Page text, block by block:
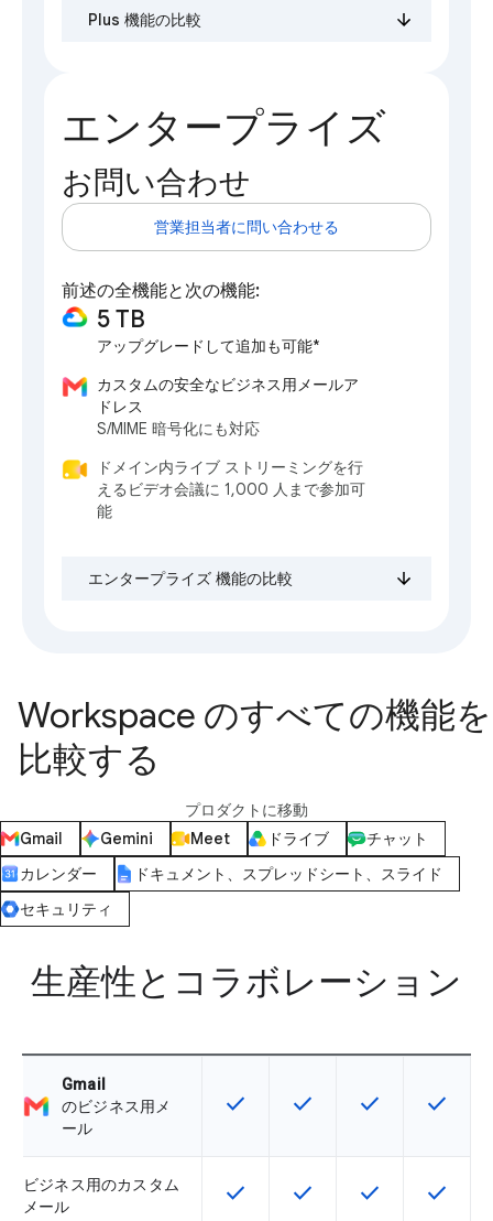
Plus 機能の比較
エンタープライズ
お問い合わせ
営業担当者に問い合わせる
前述の全機能と次の機能:
5 TB
アップグレードして追加も可能*
カスタムの安全なビジネス用メールア
ドレス
S/MIME 暗号化にも対応
ドメイン内ライブ ストリーミングを行
えるビデオ会議に 1,000 人まで参加可
能
エンタープライズ 機能の比較
Workspace のすべての機能を
比較する
プロダクトに移動
Gmail
Gemini Meet ドライブ
チャット
カレンダー
ドキュメント、スプレッドシート、スライド
セキュリティ
生産性とコラボレーション
Gmail
のビジネス用メ
ール
この機能は該当の SKU で利用で
check この機能は該当の SKU
check この機能は該当
check この機
check
ビジネス用のカスタム
メール
この機能は該当の SKU で利用で
check この機能は該当の SKU
check この機能は該当
check この機
check